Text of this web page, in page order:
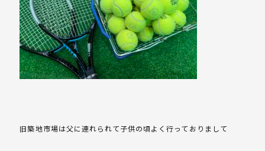
旧築地市場は父に連れられて子供の頃よく行っておりまして